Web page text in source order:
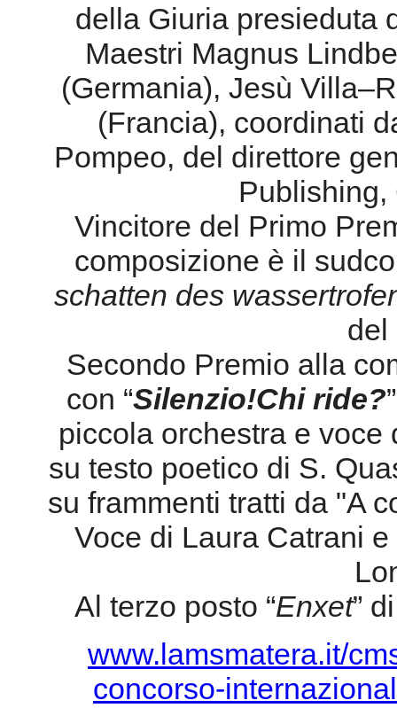
della Giuria presieduta
Maestri Magnus
(Germania), Jesù
(Francia), coordinati
Pompeo, del direttore
Vincitore del Primo
composizione è il
schatten des
del
Secondo Premio alla
con “Silenzio!Chi ride?
piccola orchestra e voce
su testo poetico di S.
su frammenti tratti da "A
Voce di Laura Catrani
Al terzo posto “Enxet”
www.lamsmatera.it/
concorso-